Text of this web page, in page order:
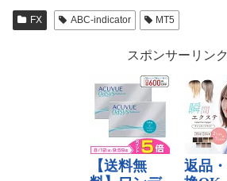
FX ABC-indicator MT5
スポンサーリンク